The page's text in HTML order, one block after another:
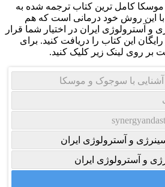
کامل ترین کتاب ترجمه شده به
با این روش خود درمانی است که هم
و آسترولوژی ایران در اختیار شما قرار
این کتاب را دریافت کنید. برای
روی لینک زیر کلیک کنید.
آشنایی با سوجوک و موسکا
و آسترولوژی ایران
و آسترولوژی ایران